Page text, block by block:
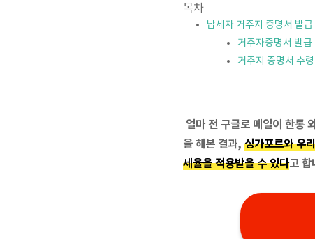
목차
납세자 거주지 증명서 발급
거주자증명서 발급
거주지 증명서 수
얼마 전 구글로 메일이 한통
을 해본 결과, 싱가포르와 우
세율을 적용받을 수 있다고 합